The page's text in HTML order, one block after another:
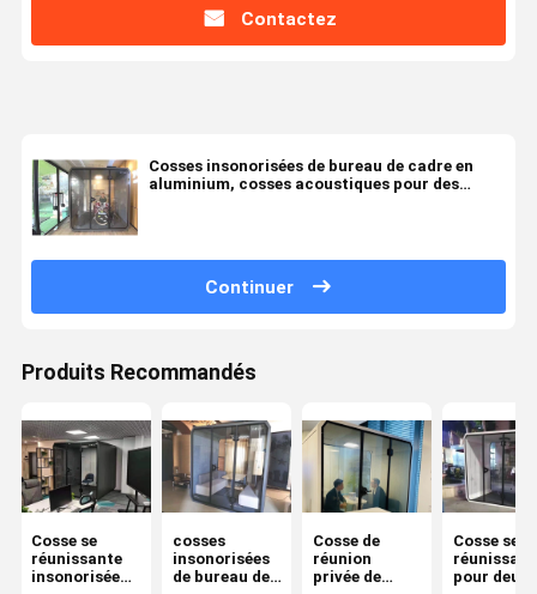
Contactez
Cosses insonorisées de bureau de cadre en
aluminium, cosses acoustiques pour des
Continuer
Produits Recommandés
Cosse se
réunissante
insonorisée
cosses
insonorisées
de bureau de
Cosse de
réunion
privée de
Cosse se
pour deux